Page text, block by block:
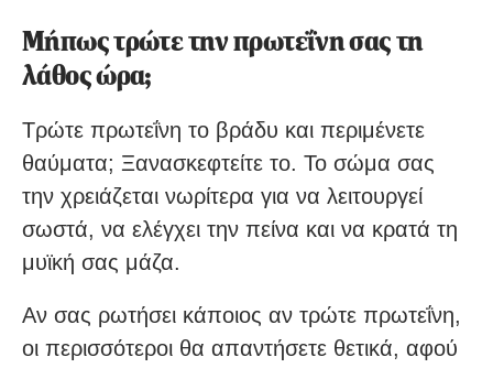
Μήπως τρώτε την πρωτεΐνη σας τη
λάθος ώρα;
Τρώτε πρωτεΐνη το βράδυ και περιμένετε
θαύματα; Ξανασκεφτείτε το. Το σώμα σας
την χρειάζεται νωρίτερα για να λειτουργεί
σωστά, να ελέγχει την πείνα και να κρατά τη
μυϊκή σας μάζα.
Αν σας ρωτήσει κάποιος αν τρώτε πρωτεΐνη,
οι περισσότεροι θα απαντήσετε θετικά, αφού